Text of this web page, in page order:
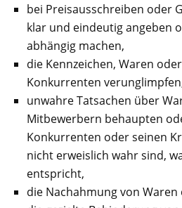
bei Preisausschreiben oder
klar und eindeutig angeben
abhängig machen,
die Kennzeichen, Waren
Konkurrenten
unwahre Tatsachen über
Mitbewerbern behaupten
Konkurrenten oder seinen
nicht erweislich wahr sind,
entspricht,
die Nachahmung von